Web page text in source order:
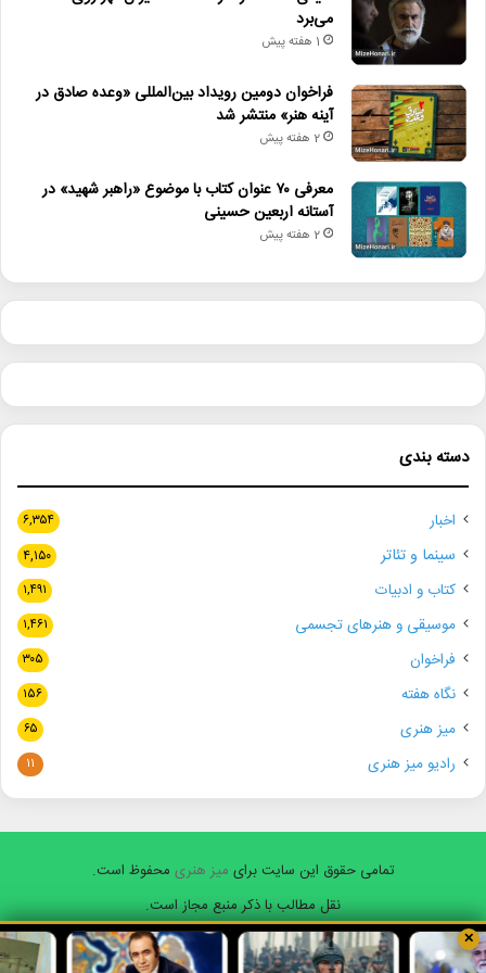
می‌برد
1 هفته پیش
فراخوان دومین رویداد بین‌المللی «وعده صادق در
آینه هنر» منتشر شد
2 هفته پیش
معرفی ۷۰ عنوان کتاب با موضوع «راهبر شهید» در
آستانه اربعین حسینی
2 هفته پیش
دسته بندی
اخبار ۶,۳۵۴
سینما و تئاتر ۴,۱۵۰
کتاب و ادبیات ۱,۴۹۱
موسیقی و هنرهای تجسمی ۱,۴۶۱
فراخوان ۳۰۵
نگاه هفته ۱۵۶
میز هنری ۶۵
رادیو میز هنری ۱۱
تمامی حقوق این سایت برای میز هنری محفوظ است.
نقل مطالب با ذکر منبع مجاز است.
فیسبوکایکس یوتیوباینستاگرام
واتس
✕